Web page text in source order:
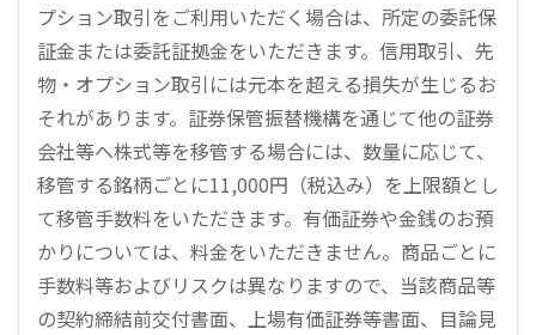
プション取引をご利用いただく場合は、所定の委託保
証金または委託証拠金をいただきます。信用取引、先
物・オプション取引には元本を超える損失が生じるお
それがあります。証券保管振替機構を通じて他の証券
会社等へ株式等を移管する場合には、数量に応じて、
移管する銘柄ごとに11,000円（税込み）を上限額とし
て移管手数料をいただきます。有価証券や金銭のお預
かりについては、料金をいただきません。商品ごとに
手数料等およびリスクは異なりますので、当該商品等
の契約締結前交付書面、上場有価証券等書面、目論見